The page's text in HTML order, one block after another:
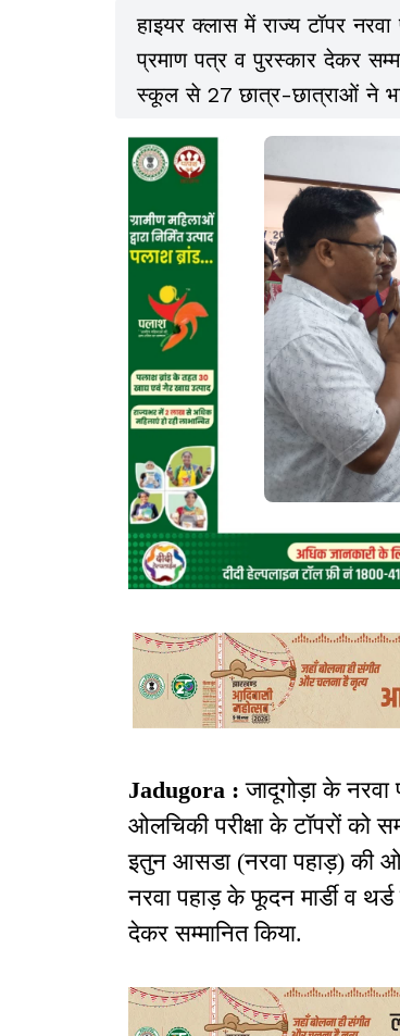
हाइयर क्लास में राज्य टॉपर
प्रमाण पत्र व पुरस्कार देकर
स्कूल से 27 छात्र-छात्राओं ने
Jadugora : जादूगोड़ा के
ओलचिकी परीक्षा के टॉपरों को
इतुन आसडा (नरवा पहाड़) की
नरवा पहाड़ के फूदन मार्डी व
देकर सम्मानित किया.